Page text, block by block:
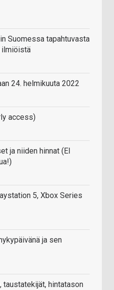
Suomessa tapahtuvasta
ilmiöistä
24. helmikuuta 2022
access)
ja niiden hinnat (EI
5, Xbox Series
ja sen
taustatekijät, hintatason